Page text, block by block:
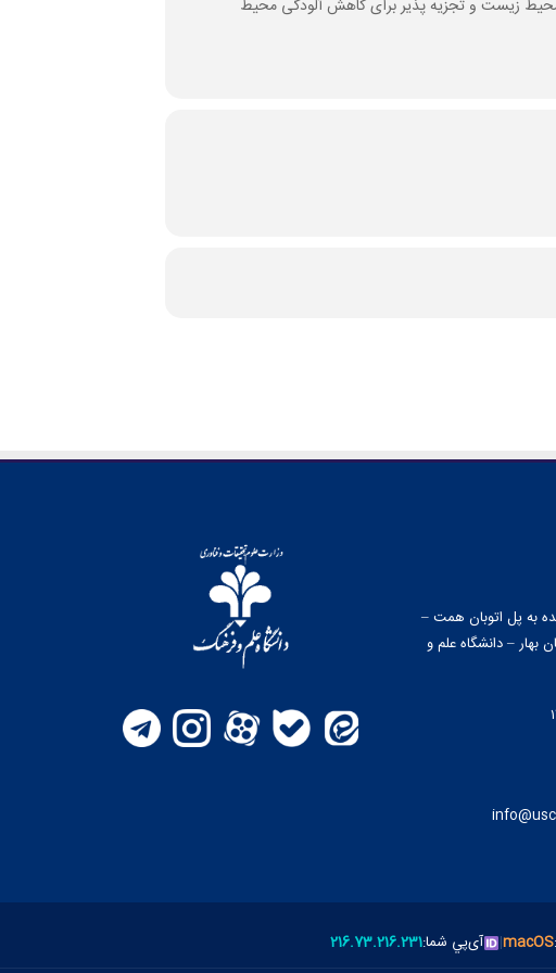
زیست و تجزیه پذیر برای کاهش آلودگی محیط
به پل اتوبان همت –
بهار – دانشگاه علم و
macOS
| آی‌پي شما:216.73.216.231